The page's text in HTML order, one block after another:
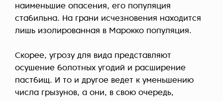
наименьшие опасения, его популяция
стабильна. На грани исчезновения находится
лишь изолированная в Марокко популяция.
Скорее, угрозу для вида представляют
осушение болотных угодий и расширение
пастбищ. И то и другое ведет к уменьшению
числа грызунов, а они, в свою очередь,